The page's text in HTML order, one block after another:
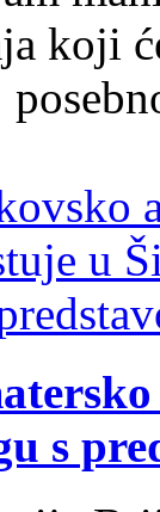
koji
s